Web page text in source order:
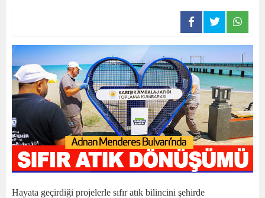
Hayata geçirdiği projelerle sıfır atık bilincini şehirde